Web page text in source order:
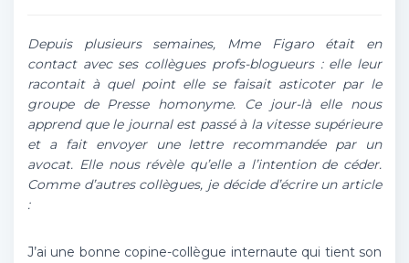
Depuis plusieurs semaines, Mme Figaro était en
contact avec ses collègues profs-blogueurs : elle leur
racontait à quel point elle se faisait asticoter par le
groupe de Presse homonyme. Ce jour-là elle nous
apprend que le journal est passé à la vitesse supérieure
et a fait envoyer une lettre recommandée par un
avocat. Elle nous révèle qu’elle a l’intention de céder.
Comme d’autres collègues, je décide d’écrire un article
:
J’ai une bonne copine-collègue internaute qui tient son